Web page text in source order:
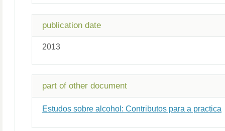
publication date
2013
part of other document
Estudos sobre alcohol: Contributos para a practica